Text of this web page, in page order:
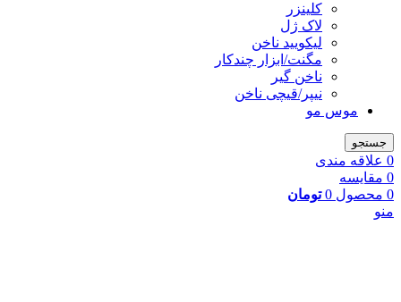
کلینزر
لاک ژل
لیکوييد ناخن
مگنت/ابزار چندکار
ناخن گیر
نیپر/قیچی ناخن
موس مو
جستجو
0 علاقه مندی
0 مقایسه
0 محصول 0 تومان
منو